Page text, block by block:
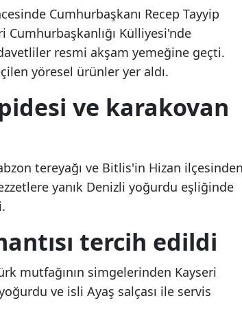
Kastamonu
Cumhurbaşkanı Recep Tayyip
Külliyesi'nde
resmi akşam yemeğine geçti.
yöresel ürünler yer aldı.
ve karakovan
tereyağı ve Bitlis'in Hizan ilçesinden
yanık Denizli yoğurdu eşliğinde
tercih edildi
mutfağının simgelerinden Kayseri
ve isli Ayaş salçası ile servis
Özel’den AK
için tek cümlelik
yorum
Özgür Özel’den AK
başkanı için tek
yorum